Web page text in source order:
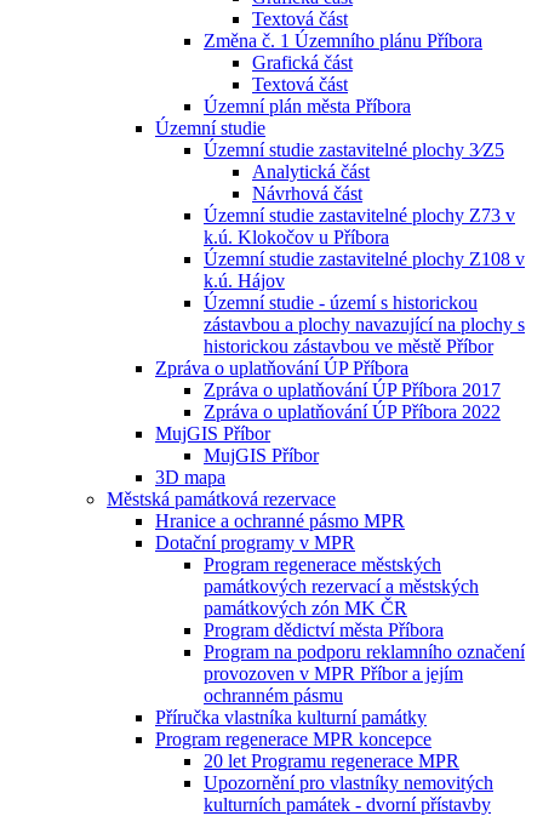
Textová část
Změna č. 1 Územního plánu Příbora
Grafická část
Textová část
Územní plán města Příbora
Územní studie
Územní studie zastavitelné plochy 3⁄Z5
Analytická část
Návrhová část
Územní studie zastavitelné plochy Z73 v
k.ú. Klokočov u Příbora
Územní studie zastavitelné plochy Z108 v
k.ú. Hájov
Územní studie - území s historickou
zástavbou a plochy navazující na plochy s
historickou zástavbou ve městě Příbor
Zpráva o uplatňování ÚP Příbora
Zpráva o uplatňování ÚP Příbora 2017
Zpráva o uplatňování ÚP Příbora 2022
MujGIS Příbor
MujGIS Příbor
3D mapa
Městská památková rezervace
Hranice a ochranné pásmo MPR
Dotační programy v MPR
Program regenerace městských
památkových rezervací a městských
památkových zón MK ČR
Program dědictví města Příbora
Program na podporu reklamního označení
provozoven v MPR Příbor a jejím
ochranném pásmu
Příručka vlastníka kulturní památky
Program regenerace MPR koncepce
20 let Programu regenerace MPR
Upozornění pro vlastníky nemovitých
kulturních památek - dvorní přístavby